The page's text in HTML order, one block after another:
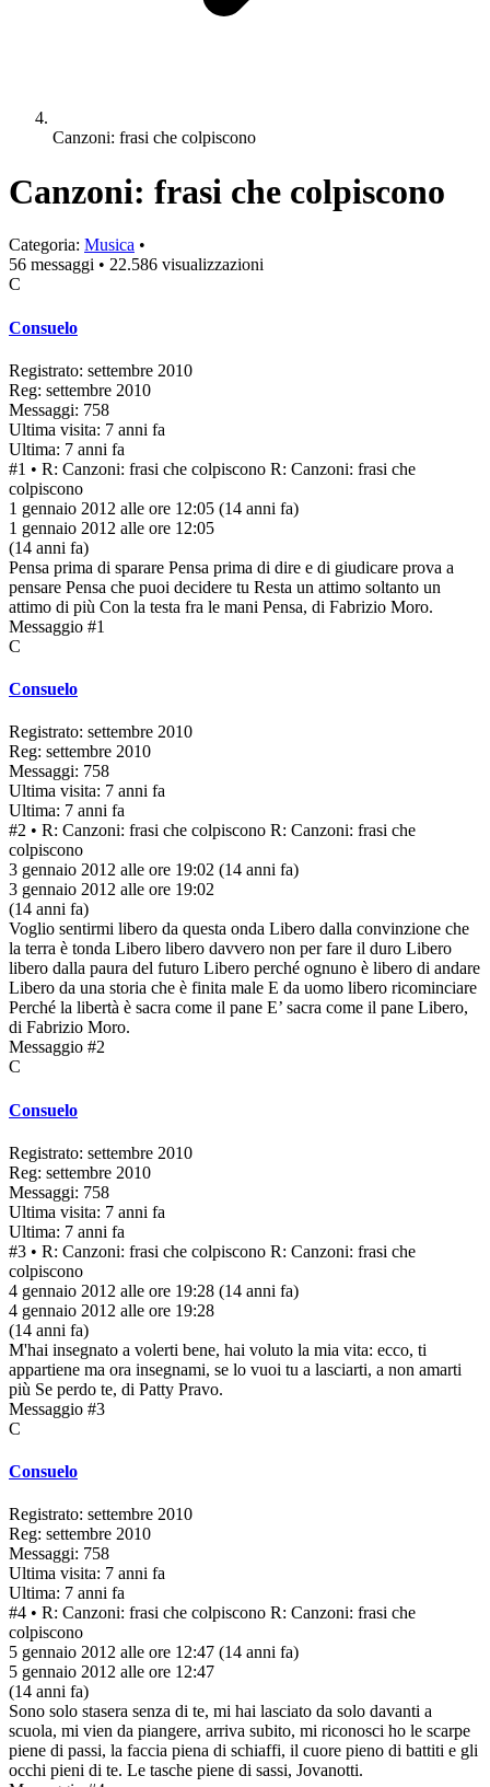
Canzoni: frasi che colpiscono
Canzoni: frasi che colpiscono
Categoria: Musica •
56 messaggi • 22.586 visualizzazioni
C
Consuelo
Registrato: settembre 2010
Reg: settembre 2010
Messaggi: 758
Ultima visita: 7 anni fa
Ultima: 7 anni fa
#1 • R: Canzoni: frasi che colpiscono R: Canzoni: frasi che
colpiscono
1 gennaio 2012 alle ore 12:05 (14 anni fa)
1 gennaio 2012 alle ore 12:05
(14 anni fa)
Pensa prima di sparare Pensa prima di dire e di giudicare prova a
pensare Pensa che puoi decidere tu Resta un attimo soltanto un
attimo di più Con la testa fra le mani Pensa, di Fabrizio Moro.
Messaggio #1
C
Consuelo
Registrato: settembre 2010
Reg: settembre 2010
Messaggi: 758
Ultima visita: 7 anni fa
Ultima: 7 anni fa
#2 • R: Canzoni: frasi che colpiscono R: Canzoni: frasi che
colpiscono
3 gennaio 2012 alle ore 19:02 (14 anni fa)
3 gennaio 2012 alle ore 19:02
(14 anni fa)
Voglio sentirmi libero da questa onda Libero dalla convinzione che
la terra è tonda Libero libero davvero non per fare il duro Libero
libero dalla paura del futuro Libero perché ognuno è libero di andare
Libero da una storia che è finita male E da uomo libero ricominciare
Perché la libertà è sacra come il pane E’ sacra come il pane Libero,
di Fabrizio Moro.
Messaggio #2
C
Consuelo
Registrato: settembre 2010
Reg: settembre 2010
Messaggi: 758
Ultima visita: 7 anni fa
Ultima: 7 anni fa
#3 • R: Canzoni: frasi che colpiscono R: Canzoni: frasi che
colpiscono
4 gennaio 2012 alle ore 19:28 (14 anni fa)
4 gennaio 2012 alle ore 19:28
(14 anni fa)
M'hai insegnato a volerti bene, hai voluto la mia vita: ecco, ti
appartiene ma ora insegnami, se lo vuoi tu a lasciarti, a non amarti
più Se perdo te, di Patty Pravo.
Messaggio #3
C
Consuelo
Registrato: settembre 2010
Reg: settembre 2010
Messaggi: 758
Ultima visita: 7 anni fa
Ultima: 7 anni fa
#4 • R: Canzoni: frasi che colpiscono R: Canzoni: frasi che
colpiscono
5 gennaio 2012 alle ore 12:47 (14 anni fa)
5 gennaio 2012 alle ore 12:47
(14 anni fa)
Sono solo stasera senza di te, mi hai lasciato da solo davanti a
scuola, mi vien da piangere, arriva subito, mi riconosci ho le scarpe
piene di passi, la faccia piena di schiaffi, il cuore pieno di battiti e gli
occhi pieni di te. Le tasche piene di sassi, Jovanotti.